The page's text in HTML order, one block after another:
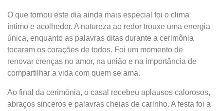
O que tornou este dia ainda mais especial foi o clima
íntimo e acolhedor. A natureza ao redor trouxe uma energia
única, enquanto as palavras ditas durante a cerimônia
tocaram os corações de todos. Foi um momento de
renovar crenças no amor, na união e na importância de
compartilhar a vida com quem se ama.
Ao final da cerimônia, o casal recebeu aplausos calorosos,
abraços sinceros e palavras cheias de carinho. A festa foi a